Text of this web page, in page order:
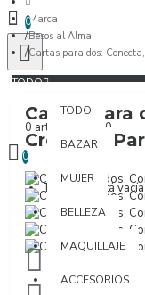
0
TODO
TODO
BAZAR
MUJER
BELLEZA
MAQUILLAJE
ACCESORIOS
0 artículo(s) - $0
0
Tu bolsa está vacía
Marca
Besos al Alma
Cartas para dos:
Cartas para
Crece en